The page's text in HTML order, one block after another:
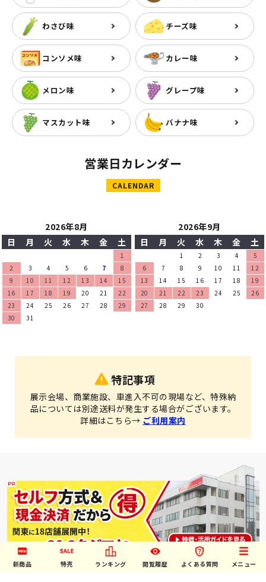
わさび味 チーズ味
コンソメ味 カレー味
メロン味 グレープ味
マスカット味 バナナ味
営業日カレンダー
CALENDAR
2026年8月
日
月 火 水 木 金 土
1
2
3 4 5 6 7
8
9
10 11 12 13 14
15
16
17 18 19 20 21
22
23
24 25 26 27 28
29
30
31
2026年9月
日
月 火 水 木 金 土
1 2 3 4
5
6
7 8 9 10 11
12
13
14 15 16 17 18
19
20
21 22 23 24 25
26
27
28 29 30
特記事項
展示会場、商業施設、車進入不可の現場など、特殊納
品については別途送料が発生する場合がございます。
詳細はこちら→ ご利用案内
新商品 特売 ランキング 閲覧履歴 よくある質問 メニュー
↑ご利用には店頭での会員登録が必要です。